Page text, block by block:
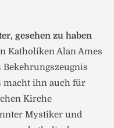
gesehen zu haben
Katholiken Alan Ames
macht ihn auch für
Kirche
Mystiker und